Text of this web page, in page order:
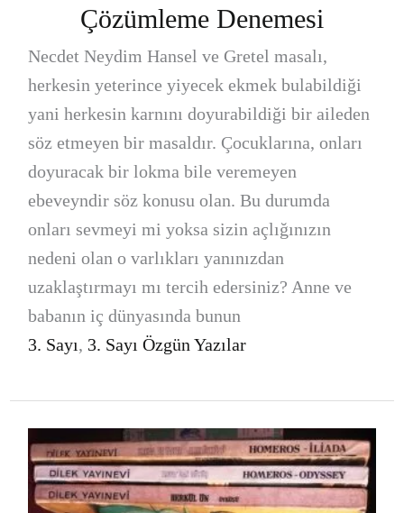
Çözümleme Denemesi
Necdet Neydim Hansel ve Gretel masalı,
herkesin yeterince yiyecek ekmek bulabildiği
yani herkesin karnını doyurabildiği bir aileden
söz etmeyen bir masaldır. Çocuklarına, onları
doyuracak bir lokma bile veremeyen
ebeveyndir söz konusu olan. Bu durumda
onları sevmeyi mi yoksa sizin açlığınızın
nedeni olan o varlıkları yanınızdan
uzaklaştırmayı mı tercih edersiniz? Anne ve
babanın iç dünyasında bunun
3. Sayı, 3. Sayı Özgün Yazılar